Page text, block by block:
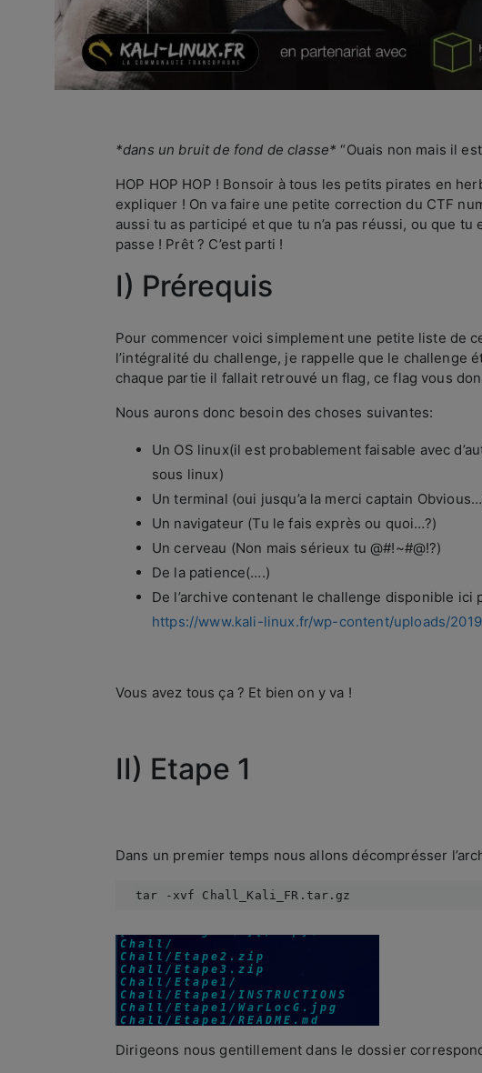
*dans un bruit de fond de classe* “Ouais non mais il
HOP HOP HOP ! Bonsoir à tous les petits pirates en
expliquer ! On va faire une petite correction du CTF
aussi tu as participé et que tu n’a pas réussi, ou que
passe ! Prêt ? C’est parti !
I) Prérequis
Pour commencer voici simplement une petite liste de
l’intégralité du challenge, je rappelle que le challenge
chaque partie il fallait retrouvé un flag, ce flag vous
Nous aurons donc besoin des choses suivantes:
Un OS linux(il est probablement faisable avec
sous linux)
Un terminal (oui jusqu’a la merci captain
Un navigateur (Tu le fais exprès ou quoi…?)
Un cerveau (Non mais sérieux tu @#!~#@!?)
De la patience(….)
De l’archive contenant le challenge disponible ici
https://www.kali-linux.fr/wp-content/uploads/
Vous avez tous ça ? Et bien on y va !
II) Etape 1
Dans un premier temps nous allons décomprésser
tar -xvf Chall_Kali_FR.tar.gz
Dirigeons nous gentillement dans le dossier